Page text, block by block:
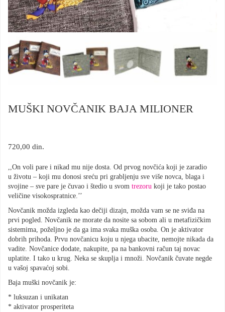
MUŠKI NOVČANIK BAJA MILIONER
720,00 din.
,,On voli pare i nikad mu nije dosta. Od prvog novčića koji je zaradio
u životu – koji mu donosi sreću pri grabljenju sve više novca, blaga i
svojine – sve pare je čuvao i štedio u svom trezoru koji je tako postao
veličine visokospratnice.’’
Novčanik možda izgleda kao dečiji dizajn, možda vam se ne sviđa na
prvi pogled. Novčanik ne morate da nosite sa sobom ali u metafizičkim
sistemima, poželjno je da ga ima svaka muška osoba. On je aktivator
dobrih prihoda. Prvu novčanicu koju u njega ubacite, nemojte nikada da
vadite. Novčanice dodate, nakupite, pa na bankovni račun taj novac
uplatite. I tako u krug. Neka se skuplja i množi. Novčanik čuvate negde
u vašoj spavaćoj sobi.
Baja muški novčanik je:
* luksuzan i unikatan
* aktivator prosperiteta